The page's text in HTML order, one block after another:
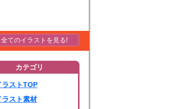
てのイラストを見る!
カテゴリ
ラストTOP
ラスト素材